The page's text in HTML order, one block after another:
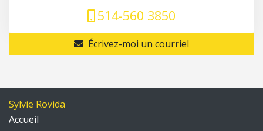
514-560 3850
Écrivez-moi un courriel
Sylvie Rovida
Accueil